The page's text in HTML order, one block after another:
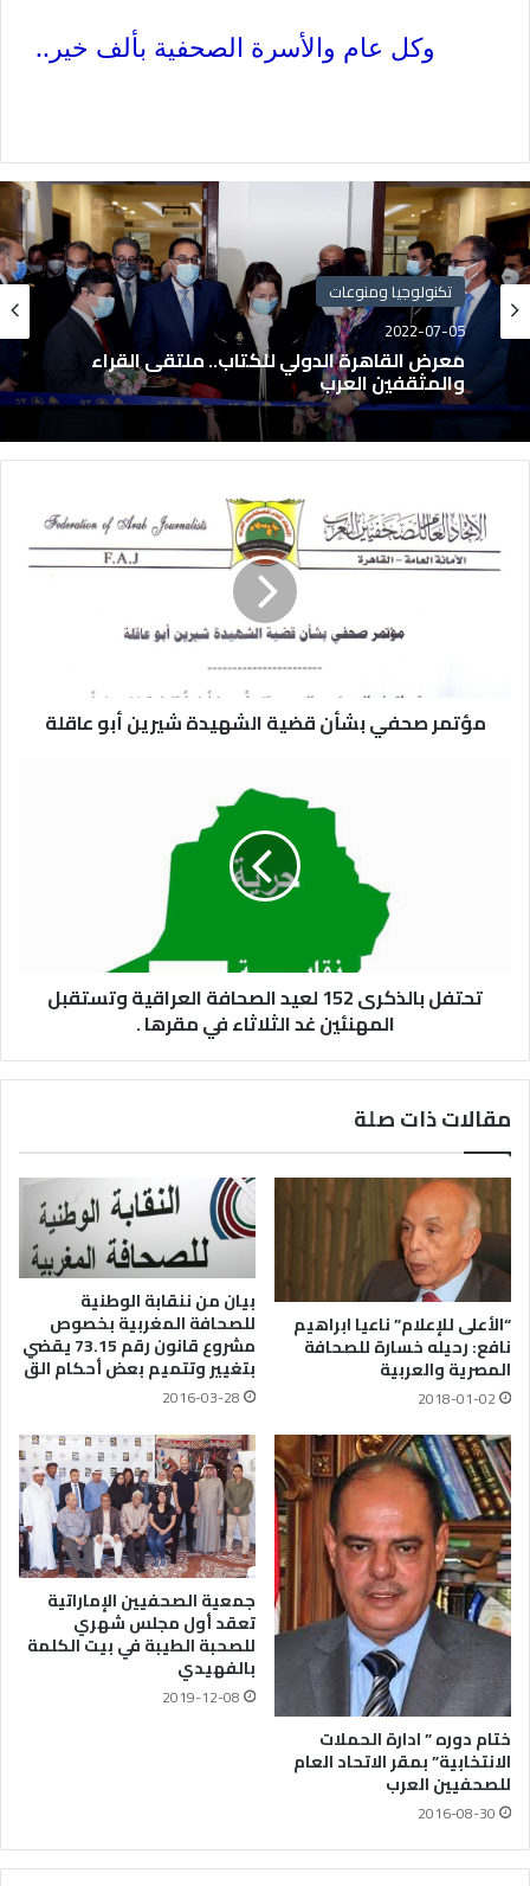
وكل عام والأسرة الصحفية بألف خير..
تكنولوجيا ومنوعات
2022-07-05
معرض القاهرة الدولي للكتاب.. ملتقى القراء
والمثقفين العرب
مؤتمر صحفي بشأن قضية الشهيدة شيرين أبو عاقلة
تحتفل بالذكرى 152 لعيد الصحافة العراقية وتستقبل
المهنئين غد الثلاثاء في مقرها .
مقالات ذات صلة
“الأعلى للإعلام” ناعيا ابراهيم
نافع: رحيله خسارة للصحافة
المصرية والعربية
2018-01-02
بيان من ننقابة الوطنية
للصحافة المغربية بخصوص
مشروع قانون رقم 73.15 يقضي
بتغيير وتتميم بعض أحكام الق
2016-03-28
ختام دوره ” ادارة الحملات
الانتخابية” بمقر الاتحاد العام
للصحفيين العرب
2016-08-30
جمعية الصحفيين الإماراتية
تعقد أول مجلس شهري
للصحبة الطيبة في بيت الكلمة
بالفهيدي
2019-12-08